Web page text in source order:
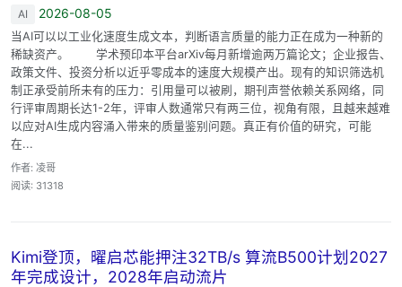
AI 2026-08-05
当AI可以以工业化速度生成文本，判断语言质量的能力正在成为一种新的
稀缺资产。 学术预印本平台arXiv每月新增逾两万篇论文；企业报告、
政策文件、投资分析以近乎零成本的速度大规模产出。现有的知识筛选机
制正承受前所未有的压力：引用量可以被刷，期刊声誉依赖关系网络，同
行评审周期长达1-2年，评审人数通常只有两三位，视角有限，且越来越难
以应对AI生成内容涌入带来的质量鉴别问题。真正有价值的研究，可能
在...
作者: 凌哥
阅读: 31318
Kimi登顶，曜启芯能押注32TB/s 算流B500计划2027
年完成设计，2028年启动流片